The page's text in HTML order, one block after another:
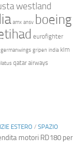
westland
amx ansv boeing
eurofighter
germanwings gripen india klm
qatar airways
ESTERO / SPAZIO
motori RD180 per